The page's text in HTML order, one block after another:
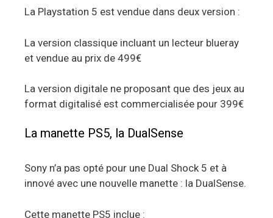
La Playstation 5 est vendue dans deux version :
La version classique incluant un lecteur blueray
et vendue au prix de 499€
La version digitale ne proposant que des jeux au
format digitalisé est commercialisée pour 399€
La manette PS5, la DualSense
Sony n’a pas opté pour une Dual Shock 5 et à
innové avec une nouvelle manette : la DualSense.
Cette manette PS5 inclue :